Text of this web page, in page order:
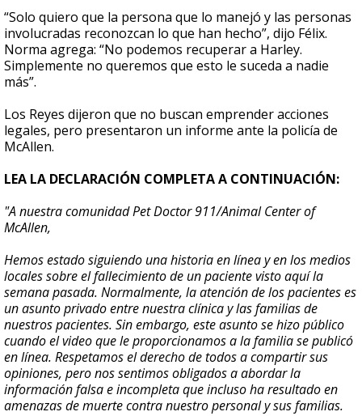
“Solo quiero que la persona que lo manejó y las personas
involucradas reconozcan lo que han hecho”, dijo Félix.
Norma agrega: “No podemos recuperar a Harley.
Simplemente no queremos que esto le suceda a nadie
más”.
Los Reyes dijeron que no buscan emprender acciones
legales, pero presentaron un informe ante la policía de
McAllen.
LEA LA DECLARACIÓN COMPLETA A CONTINUACIÓN:
"A nuestra comunidad Pet Doctor 911/Animal Center of
McAllen,
Hemos estado siguiendo una historia en línea y en los medios
locales sobre el fallecimiento de un paciente visto aquí la
semana pasada. Normalmente, la atención de los pacientes es
un asunto privado entre nuestra clínica y las familias de
nuestros pacientes. Sin embargo, este asunto se hizo público
cuando el video que le proporcionamos a la familia se publicó
en línea. Respetamos el derecho de todos a compartir sus
opiniones, pero nos sentimos obligados a abordar la
información falsa e incompleta que incluso ha resultado en
amenazas de muerte contra nuestro personal y sus familias.